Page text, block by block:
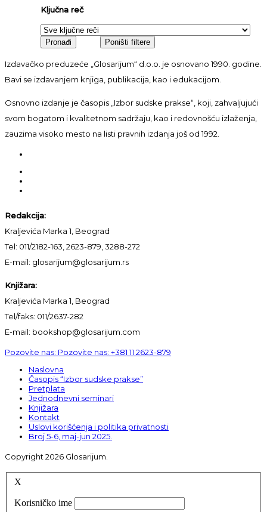
Ključna reč
Izdavačko preduzeće „Glosarijum“ d.o.o. je osnovano 1990. godine.
Bavi se izdavanjem knjiga, publikacija, kao i edukacijom.
Osnovno izdanje je časopis „Izbor sudske prakse“, koji, zahvaljujući
svom bogatom i kvalitetnom sadržaju, kao i redovnošću izlaženja,
zauzima visoko mesto na listi pravnih izdanja još od 1992.
Redakcija:
Kraljevića Marka 1, Beograd
Tel: 011/2182-163, 2623-879, 3288-272
E-mail: glosarijum@glosarijum.rs
Knjižara:
Kraljevića Marka 1, Beograd
Tel/faks: 011/2637-282
E-mail: bookshop@glosarijum.com
Pozovite nas: Pozovite nas: +381 11 2623-879
Naslovna
Časopis “Izbor sudske prakse”
Pretplata
Jednodnevni seminari
Knjižara
Kontakt
Uslovi korišćenja i politika privatnosti
Broj 5-6, maj-jun 2025.
Copyright 2026 Glosarijum.
X
Korisničko ime